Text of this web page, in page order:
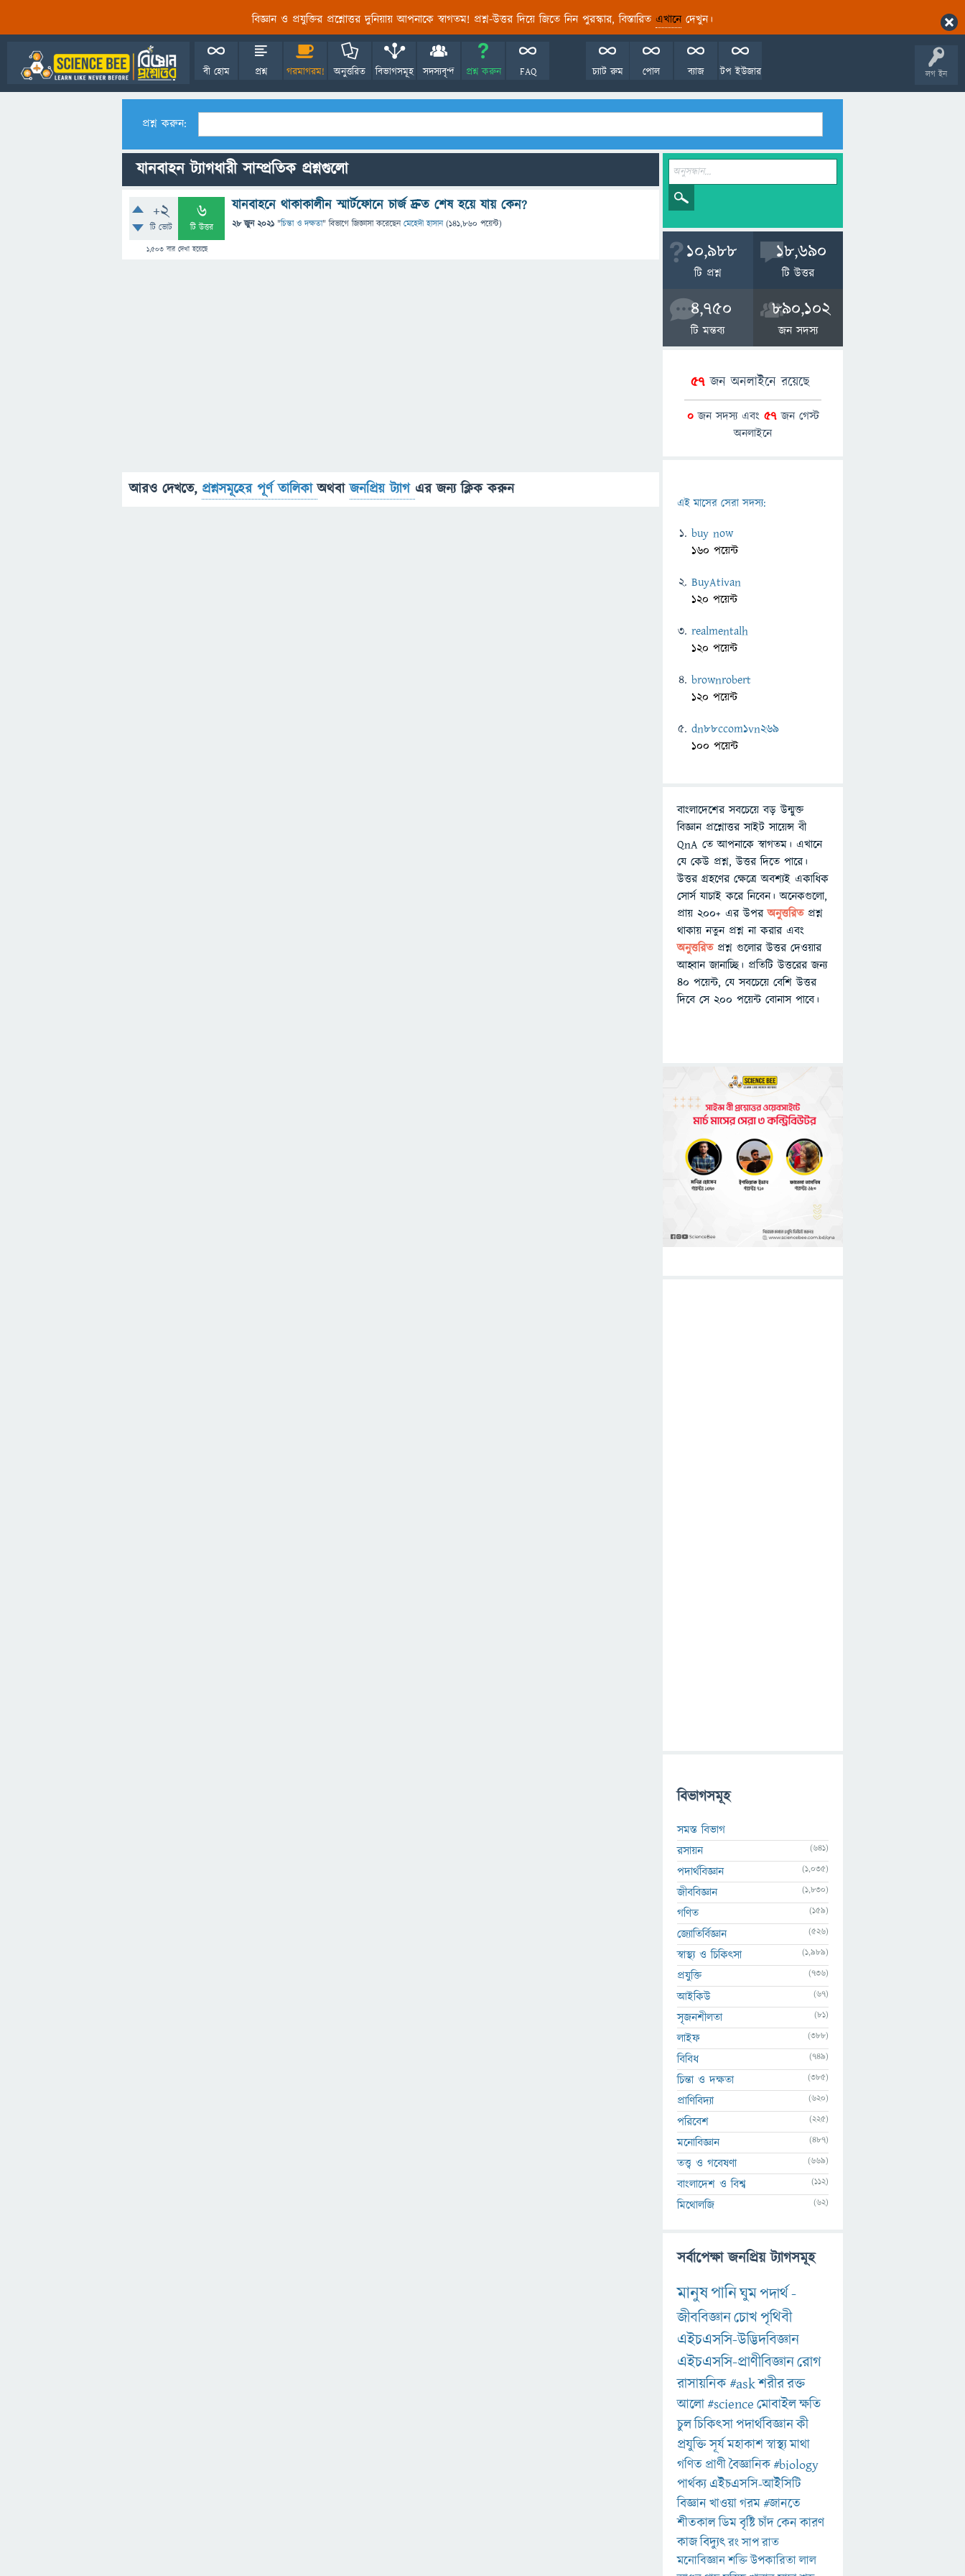
বিজ্ঞান ও প্রযুক্তির প্রশ্নোত্তর দুনিয়ায় আপনাকে স্বাগতম! প্রশ্ন-উত্তর দিয়ে জিতে নিন পুরস্কার, বিস্তারিত এখানেদেখুন।
লগ ইন
বী হোম প্রশ্ন গরমাগরম! অনুত্তরিত বিভাগসমূহ সদস্যবৃন্দ প্রশ্ন করুন FAQ টপ ইউজার
ব্যাজ
পোল
চ্যাট রুম
প্রশ্ন করুন:
যানবাহন ট্যাগধারী সাম্প্রতিক প্রশ্নগুলো
+2
টি ভোট
6
টি উত্তর
1,503 বার দেখা হয়েছে
যানবাহনে থাকাকালীন স্মার্টফোনে চার্জ দ্রুত শেষ হয়ে যায় কেন?
28 জুন 2021 "চিন্তা ও দক্ষতা" বিভাগে জিজ্ঞাসাকরেছেনমেহেদী হাসান (141,860 পয়েন্ট)
আরও দেখতে, প্রশ্নসমূহের পূর্ণ তালিকাঅথবাজনপ্রিয় ট্যাগ এর জন্য ক্লিক করুন
10,988
টি প্রশ্ন
18,690
টি উত্তর
4,750
টি মন্তব্য
890,102
জন সদস্য
57জন অনলাইনে রয়েছে
0জন সদস্য এবং 57জন গেস্ট
অনলাইনে
এই মাসের সেরা সদস্য:
buy now
160 পয়েন্ট
BuyAtivan
120 পয়েন্ট
realmentalh
120 পয়েন্ট
brownrobert
120 পয়েন্ট
dn88ccom1vn269
100 পয়েন্ট
বাংলাদেশের সবচেয়ে বড় উন্মুক্ত
বিজ্ঞান প্রশ্নোত্তর সাইট সায়েন্স বী
QnA তে আপনাকে স্বাগতম। এখানে
যে কেউ প্রশ্ন, উত্তর দিতে পারে।
উত্তর গ্রহণের ক্ষেত্রে অবশ্যই একাধিক
সোর্স যাচাই করে নিবেন। অনেকগুলো,
প্রায় ২০০+ এর উপরঅনুত্তরিতপ্রশ্ন
থাকায় নতুন প্রশ্ন না করার এবং
অনুত্তরিত প্রশ্ন গুলোর উত্তর দেওয়ার
আহ্বান জানাচ্ছি। প্রতিটি উত্তরের জন্য
৪০ পয়েন্ট, যে সবচেয়ে বেশি উত্তর
দিবে সে ২০০ পয়েন্ট বোনাস পাবে।
বিভাগসমূহ
সমস্ত বিভাগ
রসায়ন
(641)
পদার্থবিজ্ঞান (1,035)
জীববিজ্ঞান (1,830)
গণিত (159)
জ্যোতির্বিজ্ঞান (526)
স্বাস্থ্য ও চিকিৎসা (1,989)
প্রযুক্তি (736)
আইকিউ (67)
সৃজনশীলতা (81)
লাইফ (388)
বিবিধ (749)
চিন্তা ও দক্ষতা (385)
প্রাণিবিদ্যা (620)
পরিবেশ (225)
মনোবিজ্ঞান (487)
তত্ত্ব ও গবেষণা (669)
বাংলাদেশ ও বিশ্ব (112)
মিথোলজি (62)
সর্বাপেক্ষা জনপ্রিয় ট্যাগসমূহ
মানুষপানিঘুমপদার্থ-
জীববিজ্ঞানচোখপৃথিবী
এইচএসসি-উদ্ভিদবিজ্ঞান
এইচএসসি-প্রাণীবিজ্ঞানরোগ
রাসায়নিক#askশরীররক্ত
আলো#scienceমোবাইলক্ষতি
চুলচিকিৎসাপদার্থবিজ্ঞানকী
প্রযুক্তিসূর্যমহাকাশস্বাস্থ্যমাথা
গণিত প্রাণীবৈজ্ঞানিক#biology
পার্থক্য এইচএসসি-আইসিটি
বিজ্ঞানখাওয়াগরম#জানতে
শীতকালডিমবৃষ্টিচাঁদকেনকারণ
কাজবিদ্যুৎরংসাপরাত
মনোবিজ্ঞানশক্তিউপকারিতালাল